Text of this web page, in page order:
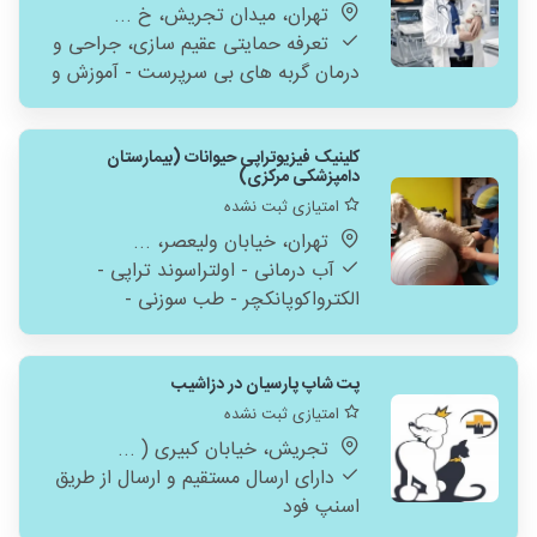
تهران، میدان تجریش، خ ...
تعرفه حمایتی عقیم سازی، جراحی و
درمان گربه های بی سرپرست - آموزش و
تربیت حرفه ای سگ در محل شما
کلینیک فیزیوتراپی حیوانات (بیمارستان
دامپزشکی مرکزی)
امتیازی ثبت نشده
تهران، خیابان ولیعصر، ...
آب درمانی - اولتراسوند تراپی -
الکترواکوپانکچر - طب سوزنی -
الکتروتراپی - ورزش درمانی - وسایل کمک
حرکتی - SSEP - EMG - NCV
پت شاپ پارسیان در دزاشیب
امتیازی ثبت نشده
تجریش، خیابان کبیری ( ...
دارای ارسال مستقیم و ارسال از طریق
اسنپ فود